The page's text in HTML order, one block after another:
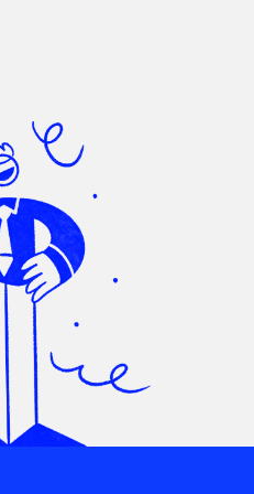
être communiquées,
du traitement des
par la Société dans
des éventuels sujets
des sociétés de direct
tous les responsables
spécialement nommés
prestations ou des
aux finalités indiquées au
seront sujettes à aucune